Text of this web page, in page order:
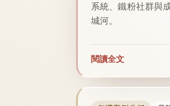
系統、鐵粉社群與
城河。
閱讀全文